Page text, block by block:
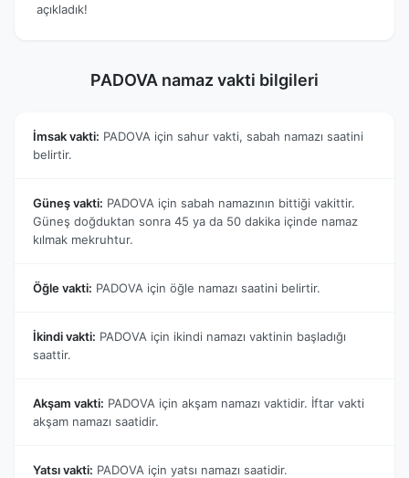
açıkladık!
PADOVA namaz vakti bilgileri
İmsak vakti: PADOVA için sahur vakti, sabah namazı saatini
belirtir.
Güneş vakti: PADOVA için sabah namazının bittiği vakittir.
Güneş doğduktan sonra 45 ya da 50 dakika içinde namaz
kılmak mekruhtur.
Öğle vakti: PADOVA için öğle namazı saatini belirtir.
İkindi vakti: PADOVA için ikindi namazı vaktinin başladığı
saattir.
Akşam vakti: PADOVA için akşam namazı vaktidir. İftar vakti
akşam namazı saatidir.
Yatsı vakti: PADOVA için yatsı namazı saatidir.